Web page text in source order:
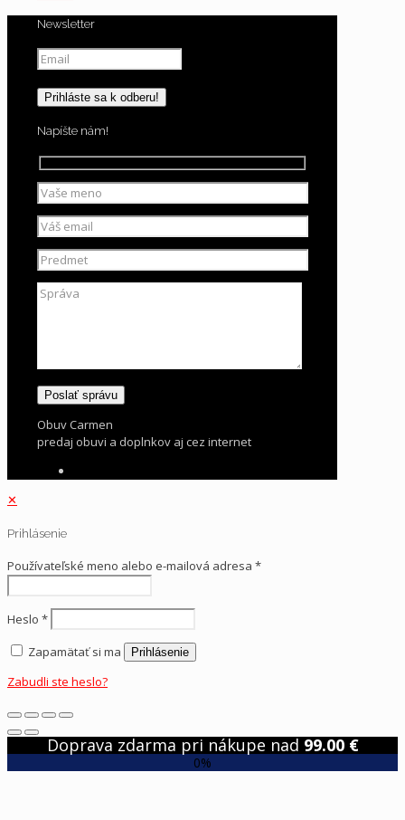
Newsletter
Napíšte nám!
Obuv Carmen
predaj obuvi a doplnkov aj cez internet
✕
Prihlásenie
Používateľské meno alebo e-mailová adresa *
Heslo *
Zapamätať si ma
Prihlásenie
Zabudli ste heslo?
Doprava zdarma pri nákupe nad 99.00 €
0%